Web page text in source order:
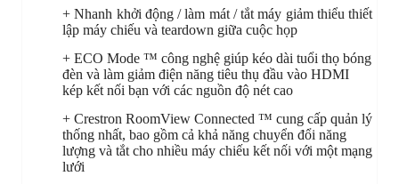
+ Nhanh khởi động / làm mát / tắt máy giảm thiểu thiết
lập máy chiếu và teardown giữa cuộc họp
+ ECO Mode ™ công nghệ giúp kéo dài tuổi thọ bóng
đèn và làm giảm điện năng tiêu thụ đầu vào HDMI
kép kết nối bạn với các nguồn độ nét cao
+ Crestron RoomView Connected ™ cung cấp quản lý
thống nhất, bao gồm cả khả năng chuyển đổi năng
lượng và tắt cho nhiều máy chiếu kết nối với một mạng
lưới